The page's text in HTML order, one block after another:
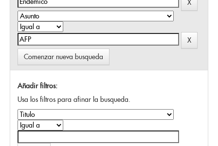
Comenzar nueva busqueda
Añadir filtros:
Usa los filtros para afinar la busqueda.